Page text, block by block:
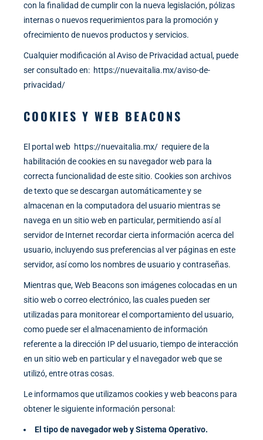
con la finalidad de cumplir con la nueva legislación, pólizas
internas o nuevos requerimientos para la promoción y
ofrecimiento de nuevos productos y servicios.
Cualquier modificación al Aviso de Privacidad actual, puede
ser consultado en: https://nuevaitalia.mx/aviso-de-
privacidad/
COOKIES Y WEB BEACONS
El portal web https://nuevaitalia.mx/ requiere de la
habilitación de cookies en su navegador web para la
correcta funcionalidad de este sitio. Cookies son archivos
de texto que se descargan automáticamente y se
almacenan en la computadora del usuario mientras se
navega en un sitio web en particular, permitiendo así al
servidor de Internet recordar cierta información acerca del
usuario, incluyendo sus preferencias al ver páginas en este
servidor, así como los nombres de usuario y contraseñas.
Mientras que, Web Beacons son imágenes colocadas en un
sitio web o correo electrónico, las cuales pueden ser
utilizadas para monitorear el comportamiento del usuario,
como puede ser el almacenamiento de información
referente a la dirección IP del usuario, tiempo de interacción
en un sitio web en particular y el navegador web que se
utilizó, entre otras cosas.
Le informamos que utilizamos cookies y web beacons para
obtener le siguiente información personal:
El tipo de navegador web y Sistema Operativo.